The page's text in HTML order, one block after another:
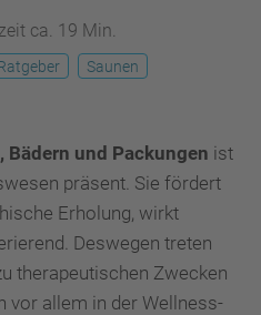
ca. 19 Min.
Saunen
Bädern und Packungen ist
präsent. Sie fördert
Erholung, wirkt
Deswegen treten
therapeutischen Zwecken
vor allem in der Wellness-